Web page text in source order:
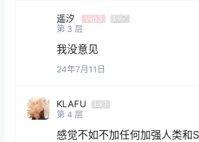
遥汐 Vip3
Lv7
第 3 层
我没意见
24年7月11日
KLAFU
Lv1
第 4 层
感觉不如不加任何加强人类和